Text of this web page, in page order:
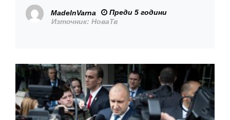
престъпна група
MadeInVarna
Преди 5 години
Източник: НоваТв